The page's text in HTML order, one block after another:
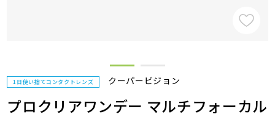
1日使い捨てコンタクトレンズ クーパービジョン
プロクリアワンデー マルチフォーカル